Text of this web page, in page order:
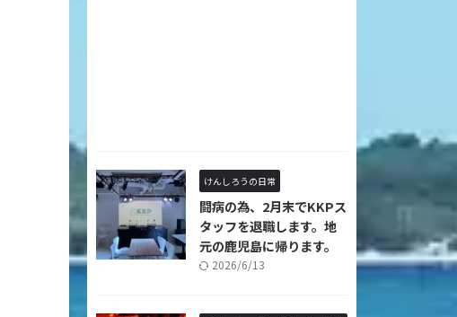
けんしろうの日常
闘病の為、2月末でKKPス
タッフを退職します。地
元の鹿児島に帰ります。
2026/6/13